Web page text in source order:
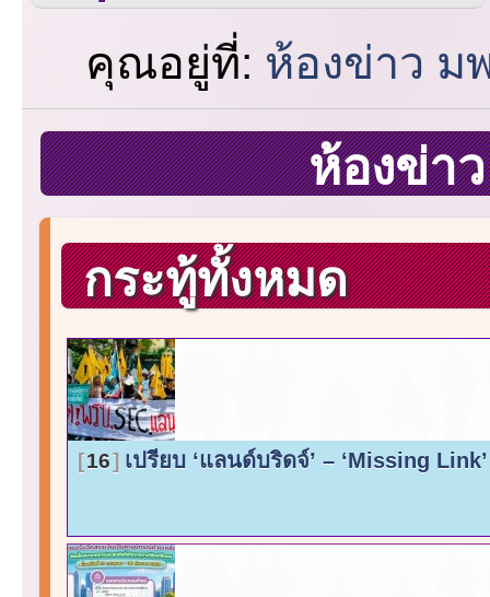
คุณอยู่ที่: ห้องข่าว
ห้องข่า
กระทู้ทั้งหมด
16 เปรียบ ‘แลนด์บริดจ์’ – ‘Missing